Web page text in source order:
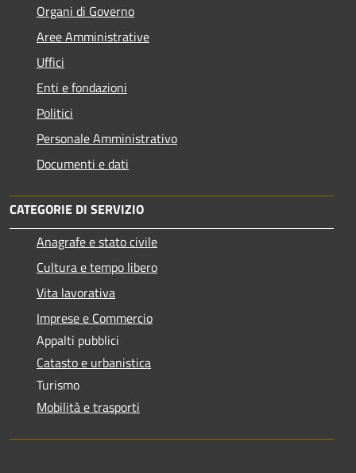
Organi di Governo
Aree Amministrative
Uffici
Enti e fondazioni
Politici
Personale Amministrativo
Documenti e dati
CATEGORIE DI SERVIZIO
Anagrafe e stato civile
Cultura e tempo libero
Vita lavorativa
Imprese e Commercio
Appalti pubblici
Catasto e urbanistica
Turismo
Mobilità e trasporti